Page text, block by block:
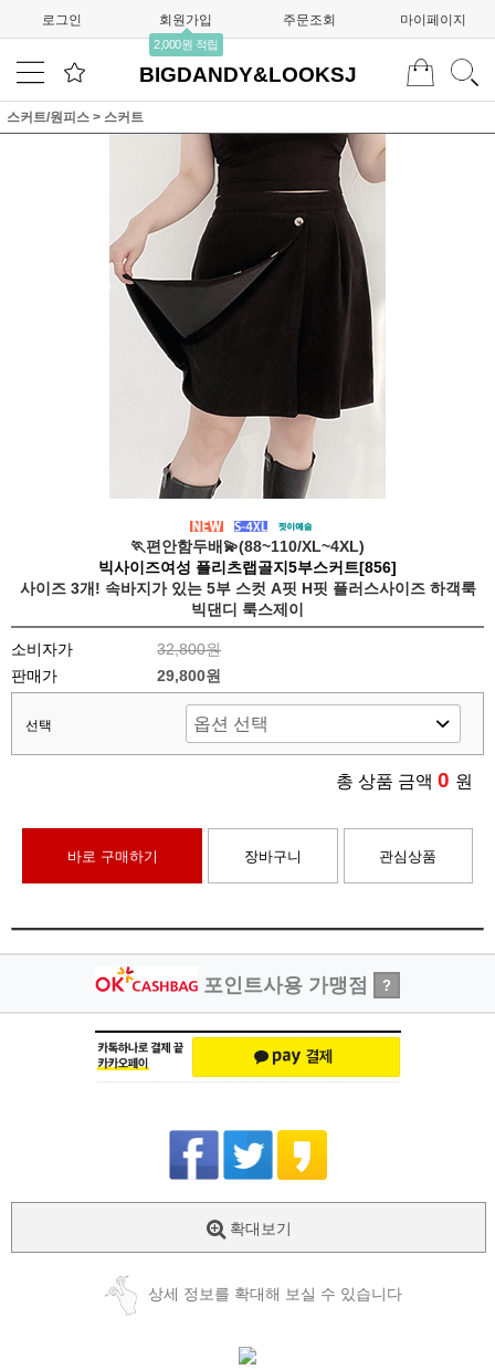
로그인 회원가입
2,000원 적립
주문조회 마이페이지
BIGDANDY&LOOKSJ
스커트/원피스 > 스커트
🏃편안함두배💫(88~110/XL~4XL)
빅사이즈여성 플리츠랩골지5부스커트[856]
사이즈 3개! 속바지가 있는 5부 스컷 A핏 H핏 플러스사이즈 하객룩
빅댄디 룩스제이
소비자가
32,800원
판매가
29,800원
선택
총 상품 금액 0 원
바로 구매하기 장바구니 관심상품
포인트사용 가맹점 ?
확대보기
상세 정보를 확대해 보실 수 있습니다